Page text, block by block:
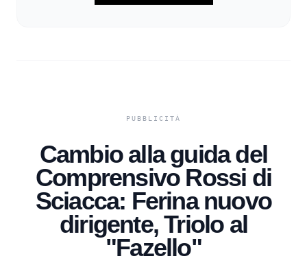
Cambio alla guida del
Comprensivo Rossi di
Sciacca: Ferina nuovo
dirigente, Triolo al
"Fazello"